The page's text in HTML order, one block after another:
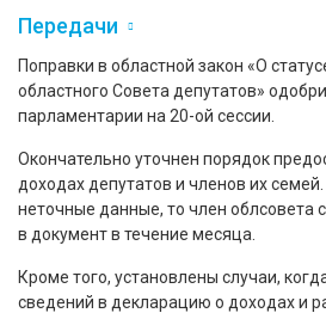
Передачи
Поправки в областной закон «О
областного Совета депутатов»
парламентарии на 20-ой сессии.
Окончательно уточнен порядок
доходах депутатов и членов их
неточные данные, то член облсовета
в документ в течение месяца.
Кроме того, установлены случаи,
сведений в декларацию о доходах и